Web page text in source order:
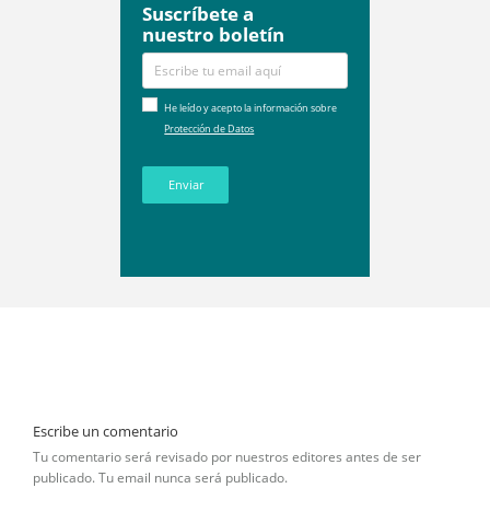
Suscríbete a
nuestro boletín
He leído y acepto la información sobre
Protección de Datos
Enviar
Escribe un comentario
Tu comentario será revisado por nuestros editores antes de ser
publicado. Tu email nunca será publicado.